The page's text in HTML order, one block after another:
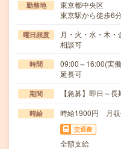
勤務地
東京都中央区
東京駅から徒歩6
曜日頻度
月・火・水・木
相談可
時間
09:00～16:00(実
延長可
期間 【急募】即日～
時給 時給1900円 月収
交通費
全額支給